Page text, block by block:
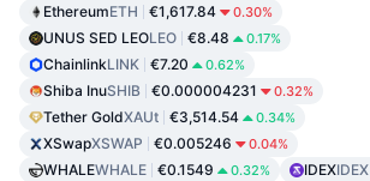
EthereumETH €1,617.84 0.30%
UNUS SED LEOLEO €8.48 0.17%
ChainlinkLINK €7.20 0.62%
Shiba InuSHIB €0.000004231 0.32%
Tether GoldXAUt €3,514.54 0.34%
XSwapXSWAP €0.005246 0.04%
WHALEWHALE €0.1549 0.32% IDEXIDEX